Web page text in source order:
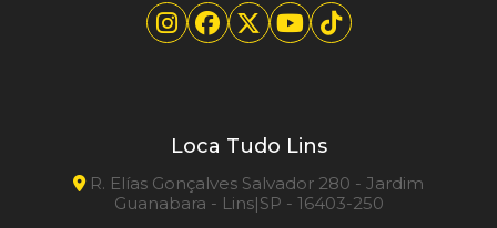
Loca Tudo Lins
R. Elías Gonçalves Salvador 280 - Jardim
Guanabara - Lins|SP - 16403-250